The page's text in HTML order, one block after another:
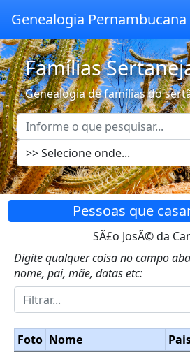
Genealogia Pernambucana
Famílias
Genealogia de famílias do
Pessoas que
SÃ£o JosÃ© da
Digite qualquer coisa no campo
nome, pai, mãe, datas etc:
Foto Nome